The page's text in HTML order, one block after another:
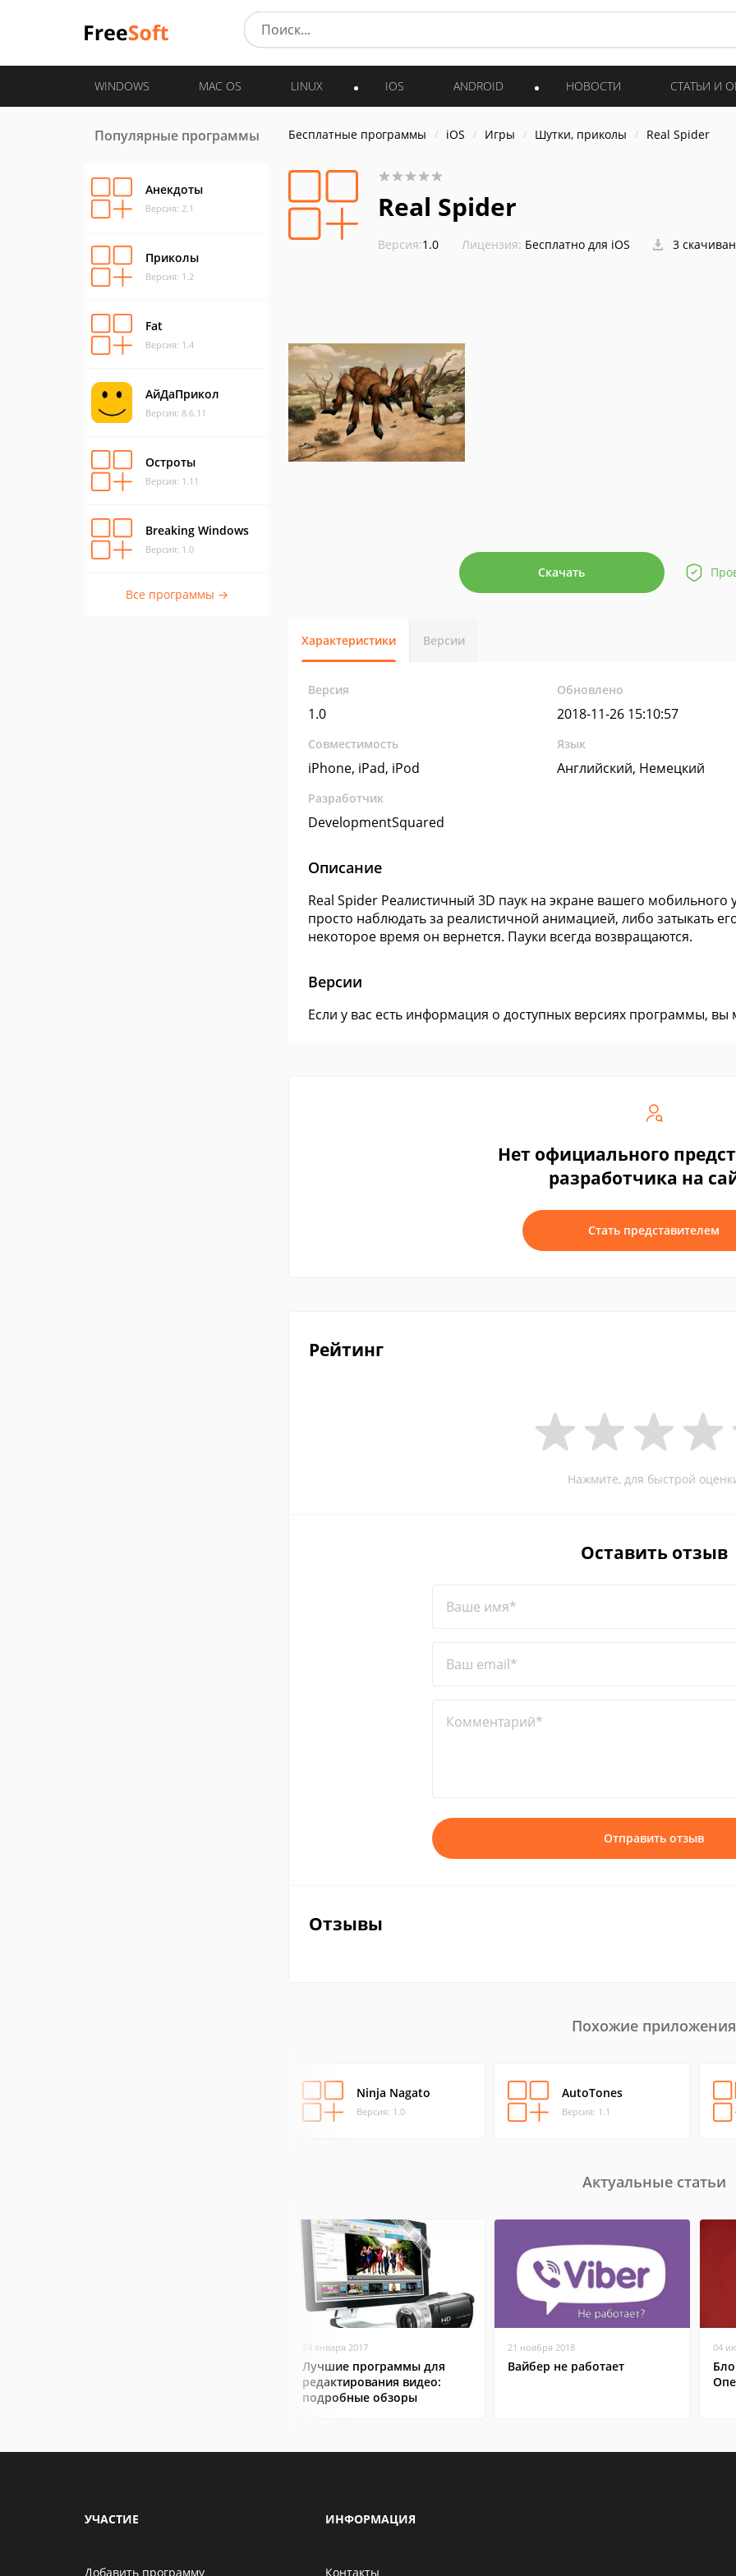
WINDOWS MAC OS LINUX IOS ANDROID НОВОСТИ СТАТЬИ И
Популярные программы
Анекдоты
Версия: 2.1
Приколы
Версия: 1.2
Fat
Версия: 1.4
АйДаПрикол
Версия: 8.6.11
Остроты
Версия: 1.11
Breaking Windows
Версия: 1.0
Все программы →
Бесплатные программы iOS Игры Шутки, приколы Real Spider
Real Spider
Версия:1.0 Лицензия: Бесплатно для iOS 3
Скачать
Характеристики Версии
Версия
1.0
Обновлено
2018-11-26 15:10:57
Совместимость
iPhone, iPad, iPod
Язык
Английский, Немецкий
Разработчик
DevelopmentSquared
Описание
Real Spider Реалистичный 3D паук на экране вашего мобильного
просто наблюдать за реалистичной анимацией, либо затыкать
некоторое время он вернется. Пауки всегда возвращаются.
Версии
Если у вас есть информация о доступных версиях программы,
Нет официального
разработчика на
Стать представителем
Рейтинг
Нажмите, для быстрой
Оставить отзыв
Ваше имя*
Ваш email*
Комментарий*
Отправить отзыв
Отзывы
Похожие приложения
Ninja Nagato
Версия: 1.0
AutoTones
Версия: 1.1
Актуальные статьи
24 января 2017
Лучшие программы для
редактирования видео:
подробные обзоры
21 ноября 2018
Вайбер не работает
04
УЧАСТИЕ
Добавить программу
ИНФОРМАЦИЯ
Контакты